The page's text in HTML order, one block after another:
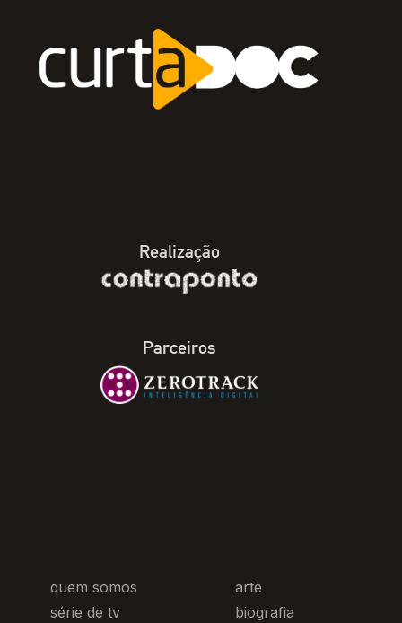
Realização
Parceiros
quem somos
série de tv
arte
biografia